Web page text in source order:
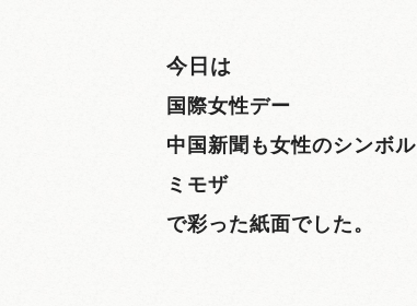
今日は
国際女性デー
中国新聞も女性のシンボル
ミモザ
で彩った紙面でした。